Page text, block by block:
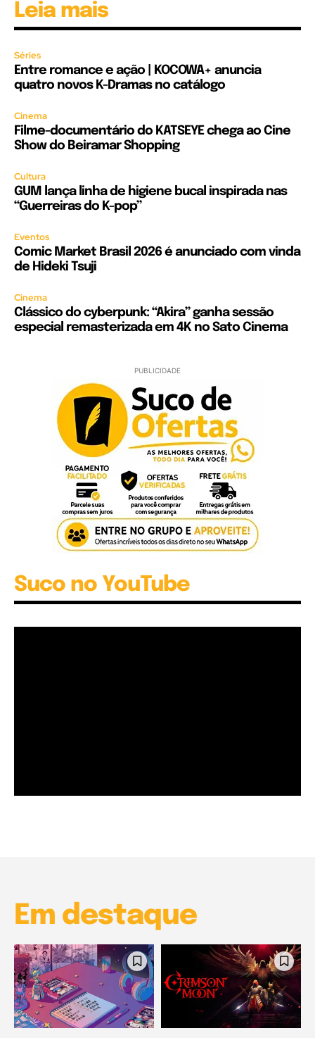
Leia mais
Séries
Entre romance e ação | KOCOWA+ anuncia
quatro novos K-Dramas no catálogo
Cinema
Filme-documentário do KATSEYE chega ao Cine
Show do Beiramar Shopping
Cultura
GUM lança linha de higiene bucal inspirada nas
“Guerreiras do K-pop”
Eventos
Comic Market Brasil 2026 é anunciado com vinda
de Hideki Tsuji
Cinema
Clássico do cyberpunk: “Akira” ganha sessão
especial remasterizada em 4K no Sato Cinema
PUBLICIDADE
Suco no YouTube
Em destaque